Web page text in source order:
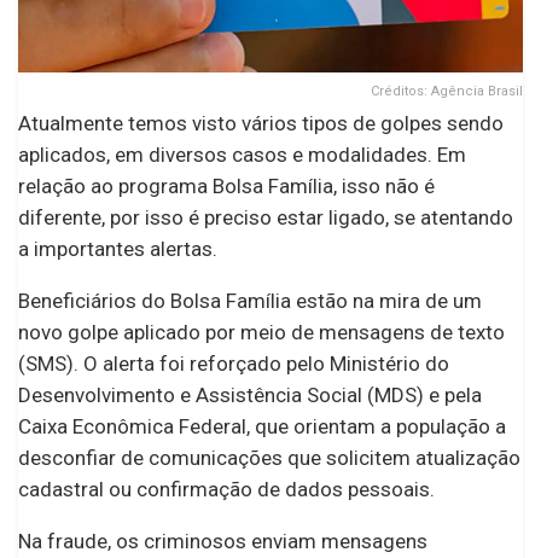
Créditos: Agência Brasil
Atualmente temos visto vários tipos de golpes sendo
aplicados, em diversos casos e modalidades. Em
relação ao programa Bolsa Família, isso não é
diferente, por isso é preciso estar ligado, se atentando
a importantes alertas.
Beneficiários do Bolsa Família estão na mira de um
novo golpe aplicado por meio de mensagens de texto
(SMS). O alerta foi reforçado pelo Ministério do
Desenvolvimento e Assistência Social (MDS) e pela
Caixa Econômica Federal, que orientam a população a
desconfiar de comunicações que solicitem atualização
cadastral ou confirmação de dados pessoais.
Na fraude, os criminosos enviam mensagens